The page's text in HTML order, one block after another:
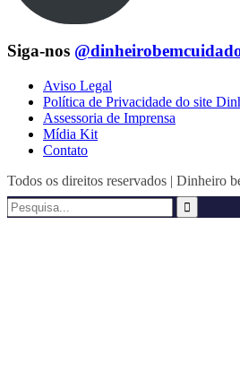
Siga-nos
Aviso Legal
Política de Privacidade do site
Assessoria de Imprensa
Mídia Kit
Contato
Todos os direitos reservados | Dinheiro